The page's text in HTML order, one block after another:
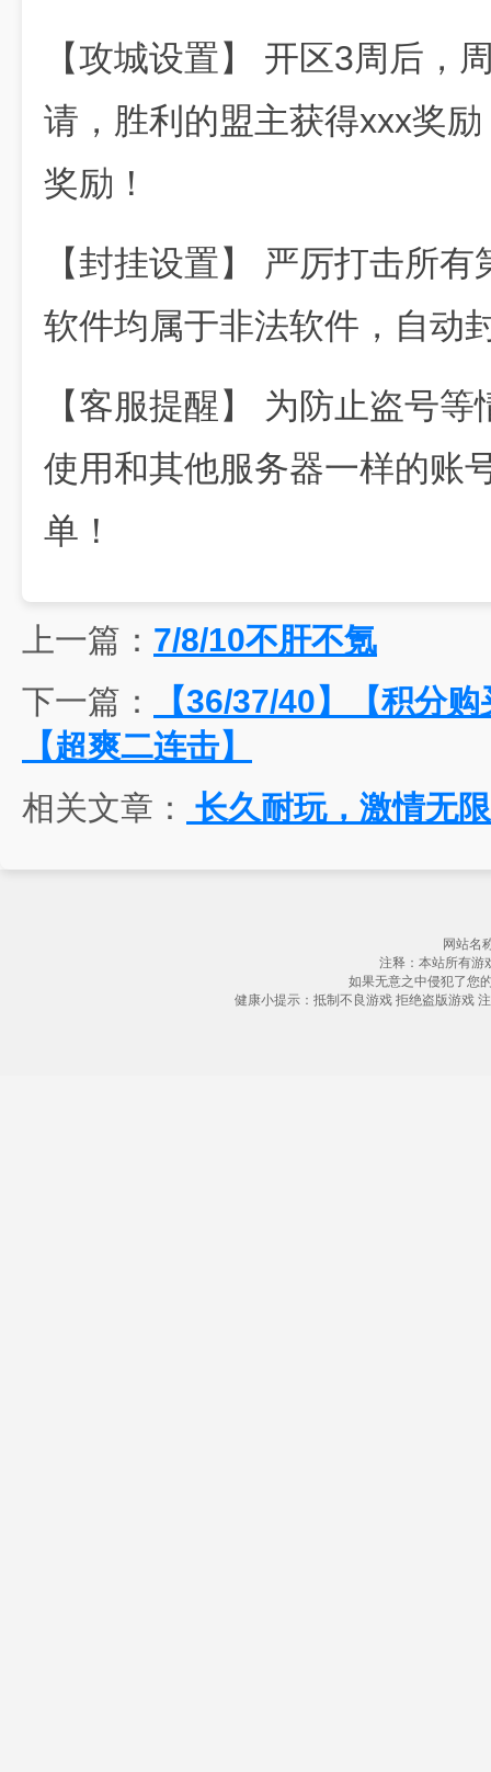
【攻城设置】 开区3周后，
请，胜利的盟主获得xxx奖
奖励！
【封挂设置】 严厉打击所
软件均属于非法软件，自动
【客服提醒】 为防止盗号
使用和其他服务器一样的账
单！
上一篇： 7/8/10不肝不氪
下一篇：
【36/37/40】【积分
【超爽二连击】
相关文章：
长久耐玩，激情无
网站名
注释：本站所有游
如果无意之中侵犯了您
健康小提示：抵制不良游戏 拒绝盗版游戏